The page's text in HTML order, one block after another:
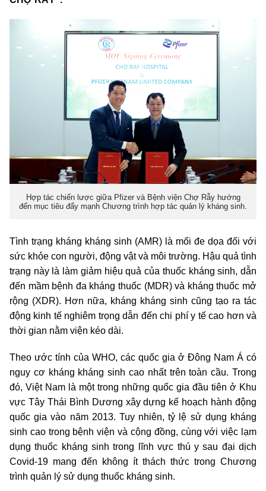
Hợp tác chiến lược giữa Pfizer và Bệnh viện Chợ Rẫy hướng
đến mục tiêu đẩy mạnh Chương trình hợp tác quản lý kháng sinh.
Tình trạng kháng kháng sinh (AMR) là mối đe dọa đối với
sức khỏe con người, động vật và môi trường. Hậu quả tình
trạng này là làm giảm hiệu quả của thuốc kháng sinh, dẫn
đến mầm bệnh đa kháng thuốc (MDR) và kháng thuốc mở
rộng (XDR). Hơn nữa, kháng kháng sinh cũng tạo ra tác
động kinh tế nghiêm trọng dẫn đến chi phí y tế cao hơn và
thời gian nằm viện kéo dài.
Theo ước tính của WHO, các quốc gia ở Đông Nam Á có
nguy cơ kháng kháng sinh cao nhất trên toàn cầu. Trong
đó, Việt Nam là một trong những quốc gia đầu tiên ở Khu
vực Tây Thái Bình Dương xây dựng kế hoạch hành động
quốc gia vào năm 2013. Tuy nhiên, tỷ lệ sử dụng kháng
sinh cao trong bệnh viện và cộng đồng, cùng với việc lạm
dụng thuốc kháng sinh trong lĩnh vực thú y sau đại dịch
Covid-19 mang đến không ít thách thức trong Chương
trình quản lý sử dụng thuốc kháng sinh.